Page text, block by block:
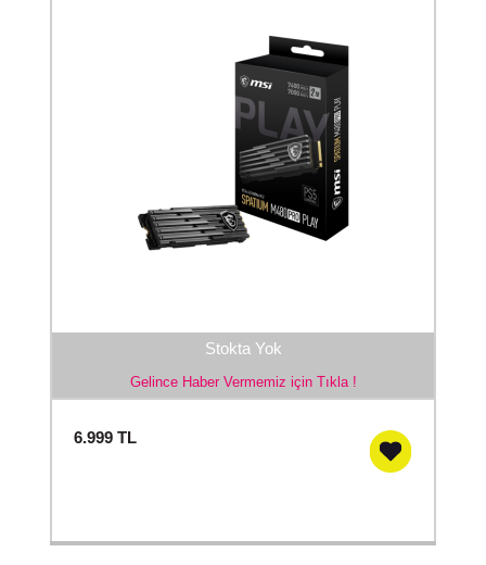
Stokta Yok
Gelince Haber Vermemiz için Tıkla !
6.999 TL